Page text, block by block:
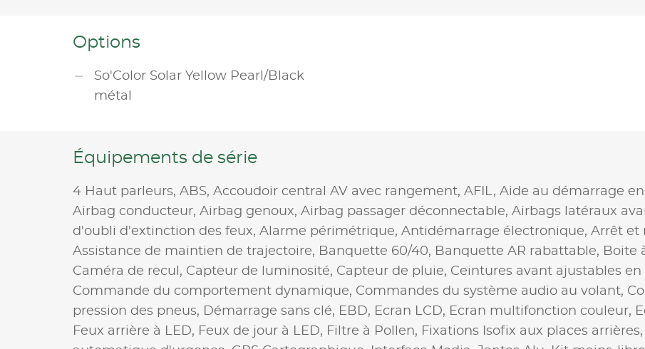
Options
So'Color Solar Yellow Pearl/Black
métal
Équipements de série
4 Haut parleurs, ABS, Accoudoir central AV avec rangement, AFIL, Aide au démarrage
Airbag conducteur, Airbag genoux, Airbag passager déconnectable, Airbags latéraux
d'oubli d'extinction des feux, Alarme périmétrique, Antidémarrage électronique, Arrêt et
Assistance de maintien de trajectoire, Banquette 60/40, Banquette AR rabattable, Boite
Caméra de recul, Capteur de luminosité, Capteur de pluie, Ceintures avant ajustables en
Commande du comportement dynamique, Commandes du système audio au volant,
pression des pneus, Démarrage sans clé, EBD, Ecran LCD, Ecran multifonction couleur,
Feux arrière à LED, Feux de jour à LED, Filtre à Pollen, Fixations Isofix aux places arrières,